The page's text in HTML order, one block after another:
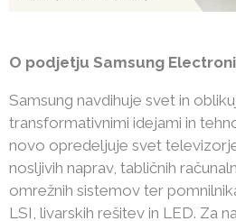
O podjetju Samsung
Samsung navdihuje svet in
transformativnimi idejami in
novo opredeljuje svet
nosljivih naprav, tabličnih
omrežnih sistemov ter
LSI, livarskih rešitev in LED. Za